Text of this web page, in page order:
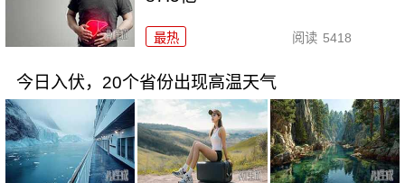
最热 阅读 5418
今日入伏，20个省份出现高温天气